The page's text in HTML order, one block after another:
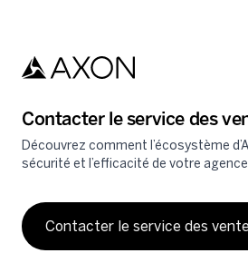
Contacter le service des
Découvrez comment l’écosystème
sécurité et l’efficacité de votre agence
Contacter le service des